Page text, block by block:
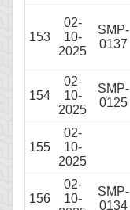
153
02-
10-
2025
SMP-
0137
154
02-
10-
2025
SMP-
0125
155
02-
10-
2025
156
02-
10-
SMP-
0134